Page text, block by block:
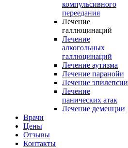
компульсивного
переедания
Лечение
галлюцинаций
Лечение
алкогольных
галлюцинаций
Лечение аутизма
Лечение паранойи
Лечение эпилепсии
Лечение
панических атак
Лечение деменции
Врачи
Цены
Отзывы
Контакты